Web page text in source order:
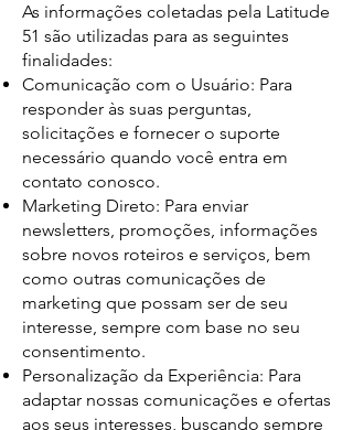
As informações coletadas pela Latitude
51 são utilizadas para as seguintes
finalidades:
Comunicação com o Usuário: Para
responder às suas perguntas,
solicitações e fornecer o suporte
necessário quando você entra em
contato conosco.
Marketing Direto: Para enviar
newsletters, promoções, informações
sobre novos roteiros e serviços, bem
como outras comunicações de
marketing que possam ser de seu
interesse, sempre com base no seu
consentimento.
Personalização da Experiência: Para
adaptar nossas comunicações e ofertas
aos seus interesses, buscando sempre